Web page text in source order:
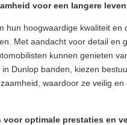
voor een langere
hun hoogwaardige kwaliteit
Met aandacht voor detail en
kunnen genieten
Dunlop banden, kiezen
waardoor ze veilig
optimale prestaties en